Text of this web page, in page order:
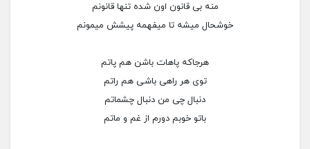
منه بی قانون اون شده تنها قانونم
خوشحال میشه تا میفهمه پیشش میمونم
هرجاکه پاهات باشن هم پاتم
توی هر راهی باشی هم راتم
دنبال چی من دنبال چشماتم
باتو خوبم دورم از غم و ماتم